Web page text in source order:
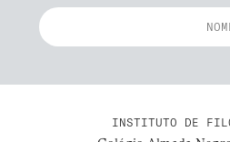
INSTITUTO DE